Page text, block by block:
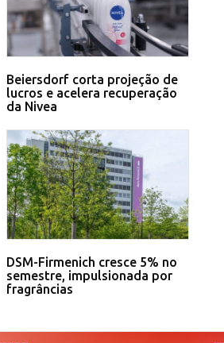
Beiersdorf corta projeção de
lucros e acelera recuperação
da Nivea
DSM-Firmenich cresce 5% no
semestre, impulsionada por
fragrâncias